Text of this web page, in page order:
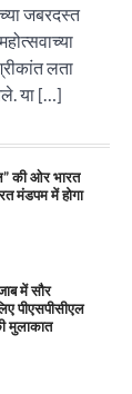
जबरदस्त
लता
या […]
‘वर्षा ऋतु
की ओर भारत
मंडपम में होगा
में सौर
पीएसपीसीएल
मुलाकात
का हरियाणा से
चण्डीगढ़ में